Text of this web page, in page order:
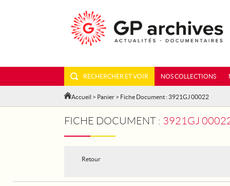
RECHERCHER ET VOIR NOS COLLECTIONS
Accueil > Panier > Fiche Document : 3921GJ 00022
FICHE DOCUMENT : 3921GJ
Retour